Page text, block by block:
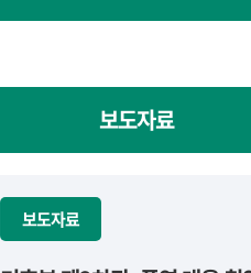
보도자료
보도자료